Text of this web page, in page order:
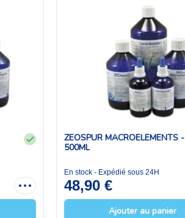
ZEOSPUR MACROELEMENTS -
500ML
En stock - Expédié sous 24H
48,90 €
Ajouter au panier